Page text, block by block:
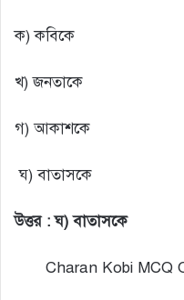
ক) কবিকে
খ) জনতাকে
গ) আকাশকে
ঘ) বাতাসকে
উত্তর : ঘ) বাতাসকে
Charan Kobi MCQ